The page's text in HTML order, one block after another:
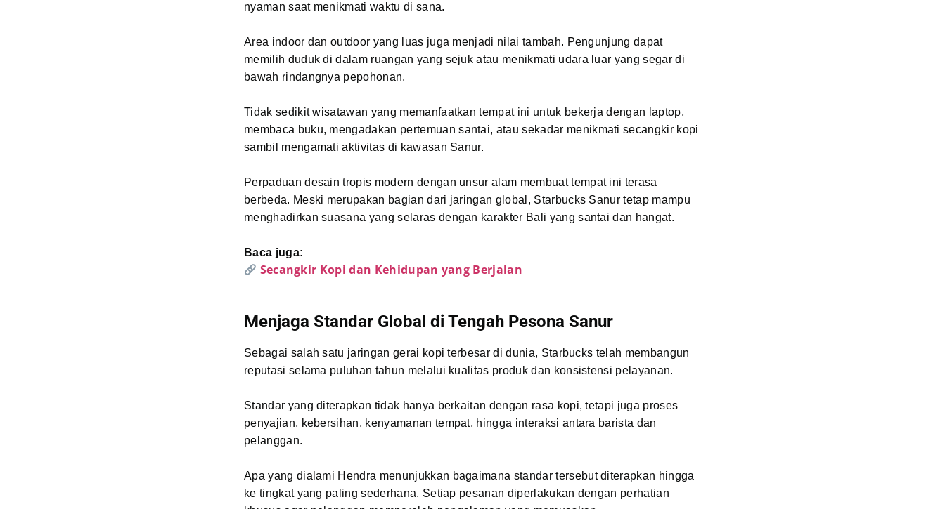
nyaman saat menikmati waktu di sana.
Area indoor dan outdoor yang luas juga menjadi nilai tambah. Pengunjung dapat
memilih duduk di dalam ruangan yang sejuk atau menikmati udara luar yang segar di
bawah rindangnya pepohonan.
Tidak sedikit wisatawan yang memanfaatkan tempat ini untuk bekerja dengan laptop,
membaca buku, mengadakan pertemuan santai, atau sekadar menikmati secangkir kopi
sambil mengamati aktivitas di kawasan Sanur.
Perpaduan desain tropis modern dengan unsur alam membuat tempat ini terasa
berbeda. Meski merupakan bagian dari jaringan global, Starbucks Sanur tetap mampu
menghadirkan suasana yang selaras dengan karakter Bali yang santai dan hangat.
Baca juga:
Secangkir Kopi dan Kehidupan yang Berjalan
Menjaga Standar Global di Tengah Pesona Sanur
Sebagai salah satu jaringan gerai kopi terbesar di dunia, Starbucks telah membangun
reputasi selama puluhan tahun melalui kualitas produk dan konsistensi pelayanan.
Standar yang diterapkan tidak hanya berkaitan dengan rasa kopi, tetapi juga proses
penyajian, kebersihan, kenyamanan tempat, hingga interaksi antara barista dan
pelanggan.
Apa yang dialami Hendra menunjukkan bagaimana standar tersebut diterapkan hingga
ke tingkat yang paling sederhana. Setiap pesanan diperlakukan dengan perhatian